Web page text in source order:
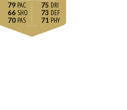
79
66
70
75
73
71